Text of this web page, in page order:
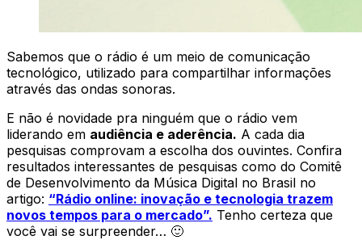
Sabemos que o rádio é um meio de comunicação
tecnológico, utilizado para compartilhar informações
através das ondas sonoras.
E não é novidade pra ninguém que o rádio vem
liderando em audiência e aderência. A cada dia
pesquisas comprovam a escolha dos ouvintes. Confira
resultados interessantes de pesquisas como do Comitê
de Desenvolvimento da Música Digital no Brasil no
artigo: “Rádio online: inovação e tecnologia trazem
novos tempos para o mercado”. Tenho certeza que
você vai se surpreender… 🙂